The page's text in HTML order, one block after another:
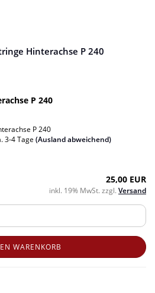
P 240
P 240
3-4 Tage (Ausland abweichend)
25,00 EUR
inkl. 19% MwSt. zzgl. Versand
WARENKORB